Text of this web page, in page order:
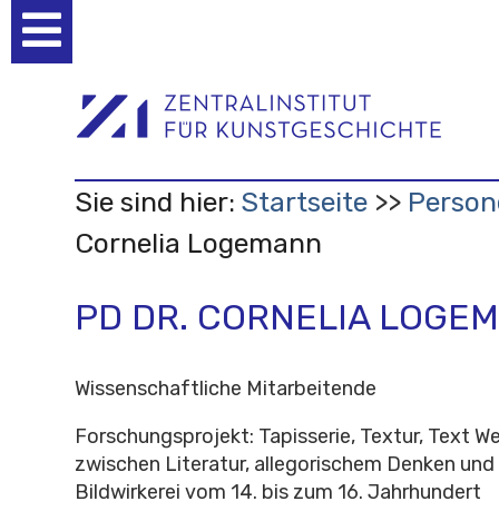
Werkzeuge
Sie sind hier: Startseite
Cornelia Logemann
PD DR. CORNELIA
Wissenschaftliche Mitarbeitende
Forschungsprojekt: Tapisserie, Textur, Text
zwischen Literatur, allegorischem Denken
Bildwirkerei vom 14. bis zum 16. Jahrhundert